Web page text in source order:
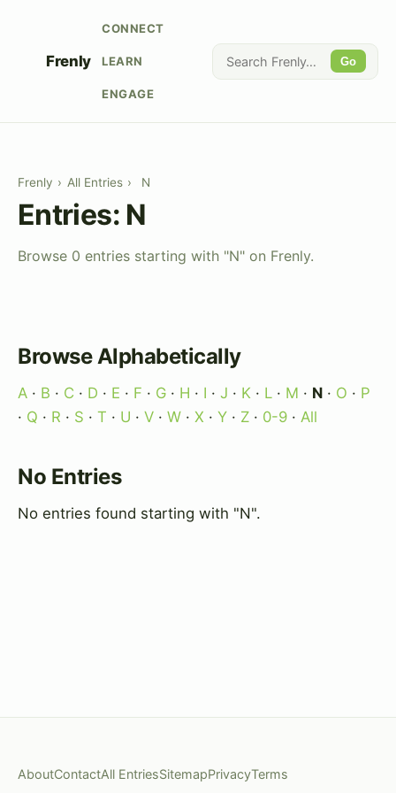
Frenly
CONNECT
LEARN
ENGAGE
Go
Frenly › All Entries › N
Entries: N
Browse 0 entries starting with "N" on Frenly.
Browse Alphabetically
A · B · C · D · E · F · G · H · I · J · K · L · M · N · O · P
· Q · R · S · T · U · V · W · X · Y · Z · 0-9 · All
No Entries
No entries found starting with "N".
AboutContactAll EntriesSitemapPrivacyTerms